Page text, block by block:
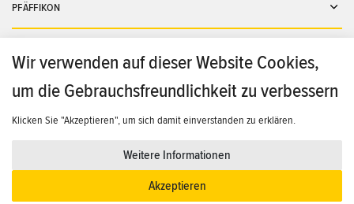
PFÄFFIKON
ZÜRICH
COPYRIGHT © SWISS CASINOS HOLDING AG UND/ODER MIT IHR VERBUNDENE UNTERNEHMEN. ALLE RECHTE
Impressum
Wir verwenden auf dieser Website Cookies,
um die Gebrauchsfreundlichkeit zu verbessern
Klicken Sie "Akzeptieren", um sich damit einverstanden zu erklären.
Weitere Informationen
Akzeptieren